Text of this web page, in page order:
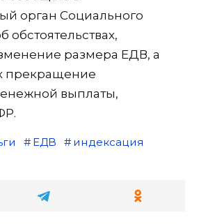
орган Социального
обстоятельствах,
размера ЕДВ, а
прекращение
выплаты,
ЕДВ
индексация